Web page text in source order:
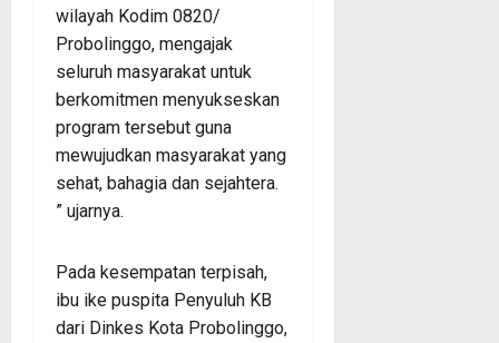
wilayah Kodim 0820/
Probolinggo, mengajak
seluruh masyarakat untuk
berkomitmen menyukseskan
program tersebut guna
mewujudkan masyarakat yang
sehat, bahagia dan sejahtera.
” ujarnya.
Pada kesempatan terpisah,
ibu ike puspita Penyuluh KB
dari Dinkes Kota Probolinggo,